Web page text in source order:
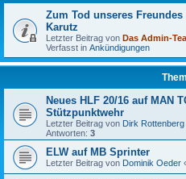
Zum Tod unseres
Karutz
Letzter Beitrag von Das Admin-
Verfasst in Ankündigungen
Neues HLF 20/16 auf MAN
Stützpunktwehr
Letzter Beitrag von Dirk Rottenberg
Antworten: 3
ELW auf MB Sprinter
Letzter Beitrag von Dominik Oeder